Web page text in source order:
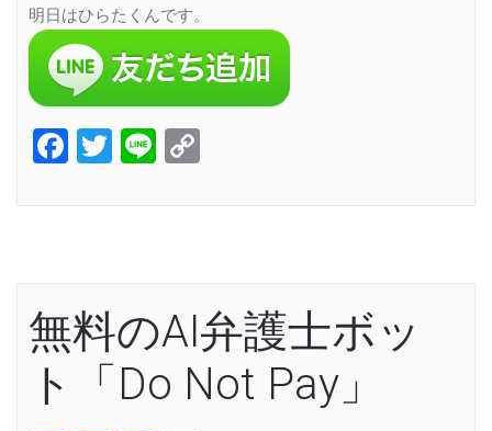
明日はひらたくんです。
Facebook
Twitter
Line
無料のAI弁護士ボッ
ト「Do Not Pay」